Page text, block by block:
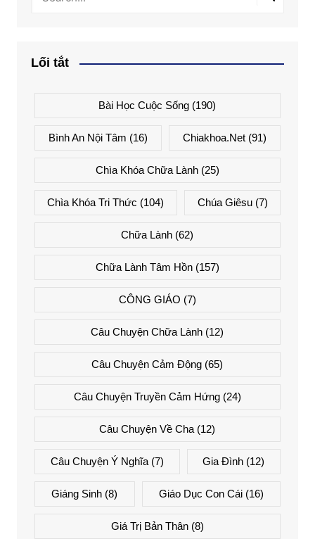
Lối tắt
Bài Học Cuộc Sống (190)
Bình An Nội Tâm (16) Chiakhoa.net (91)
Chìa Khóa Chữa Lành(25)
Chìa Khóa Tri Thức (104) Chúa Giêsu(7)
Chữa Lành (62)
Chữa Lành Tâm Hồn(157)
CÔNG GIÁO (7)
Câu Chuyện Chữa Lành (12)
Câu Chuyện Cảm Động (65)
Câu Chuyện Truyền Cảm Hứng(24)
Câu Chuyện Về Cha (12)
Câu Chuyện Ý Nghĩa(7) Gia Đình (12)
Giáng Sinh (8) Giáo Dục Con Cái(16)
Giá Trị Bản Thân(8)